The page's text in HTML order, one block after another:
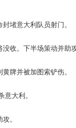
意大利队员射门。
。下半场策动并助攻
并被加图索铲伤。
大利。
。